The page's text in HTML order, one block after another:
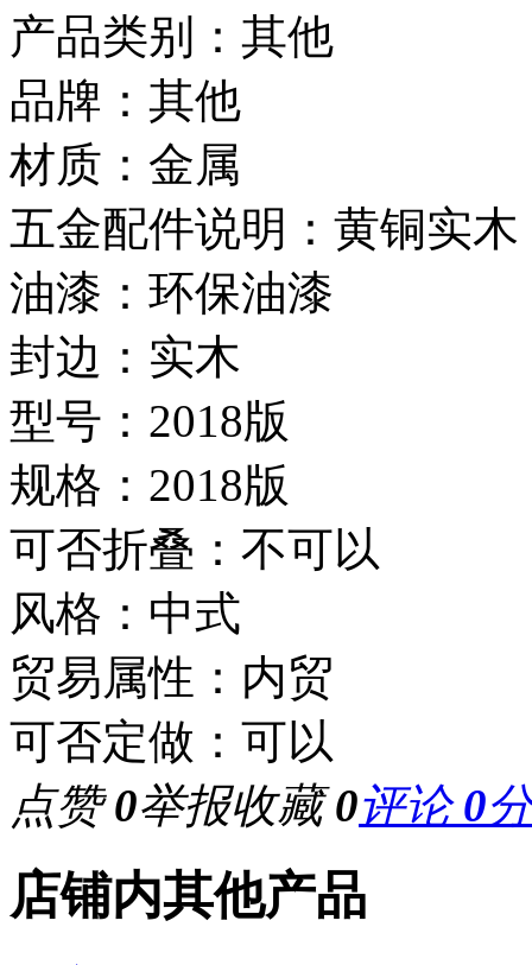
产品类别：其他
品牌：其他
材质：金属
五金配件说明：黄铜实木
油漆：环保油漆
封边：实木
型号：2018版
规格：2018版
可否折叠：不可以
风格：中式
贸易属性：内贸
可否定做：可以
点赞0举报收藏0评论0
店铺内其他产品